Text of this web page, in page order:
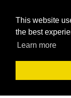
This website
the best
Learn more
ภาพกิจกรรม/โครง
ทำนุบำรุงศิลปวัฒน
ข่าวประกาศรับสมัค
มาตรการป้องกันก